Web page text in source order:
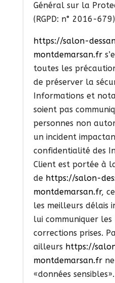
Général sur la
(RGPD: n° 2016-
https://salon-
montdemarsan.fr
toutes les
de préserver la
Informations et
soient pas
personnes non
un incident
confidentialité des
Client est portée à
de https://salon-
montdemarsan.fr,
les meilleurs délais
lui communiquer les
corrections prises.
ailleurs https://
montdemarsan.fr
«données sensibles».